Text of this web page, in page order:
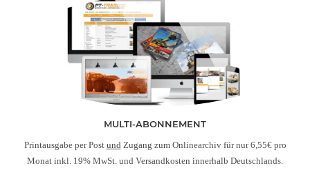
MULTI-ABONNEMENT
Printausgabe per Post und Zugang zum Onlinearchiv für nur 6,55€ pro
Monat inkl. 19% MwSt. und Versandkosten innerhalb Deutschlands.